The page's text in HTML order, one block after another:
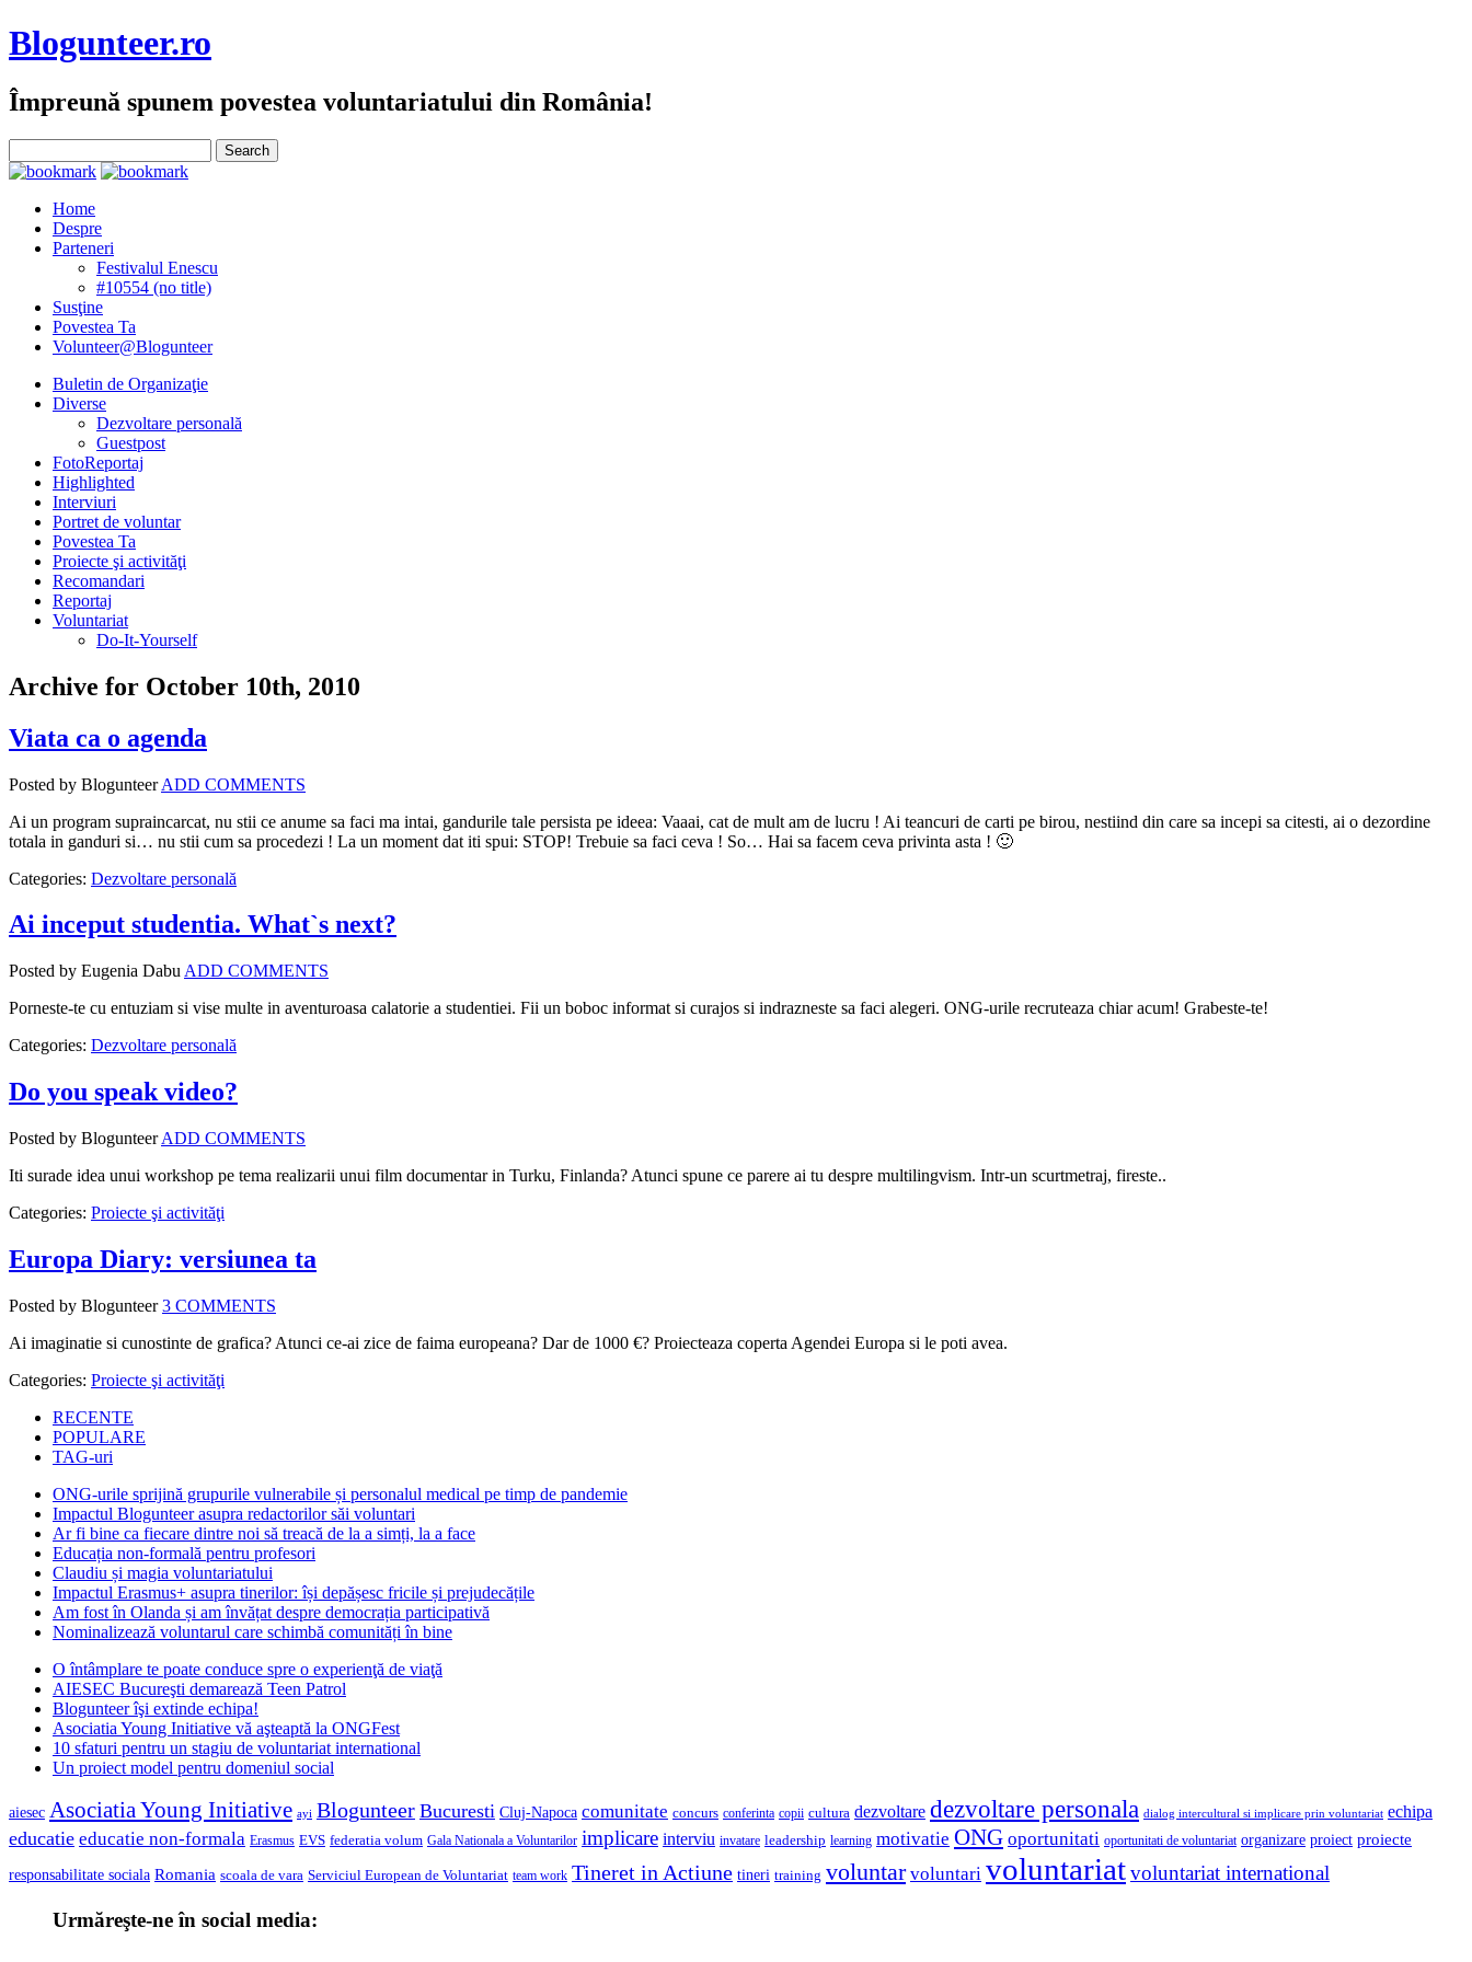
Blogunteer.ro
Împreună spunem povestea voluntariatului din România!
Home
Despre
Parteneri
Festivalul Enescu
#10554 (no title)
Susţine
Povestea Ta
Volunteer@Blogunteer
Buletin de Organizaţie
Diverse
Dezvoltare personală
Guestpost
FotoReportaj
Highlighted
Interviuri
Portret de voluntar
Povestea Ta
Proiecte şi activităţi
Recomandari
Reportaj
Voluntariat
Do-It-Yourself
Archive for October 10th, 2010
Viata ca o agenda
Posted by Blogunteer ADD COMMENTS
Ai un program supraincarcat, nu stii ce anume sa faci ma intai, gandurile tale persista pe ideea: Vaaai, cat de mult am de lucru ! Ai teancuri de carti pe birou, nestiind din care sa incepi sa citesti, ai o dezordine
totala in ganduri si… nu stii cum sa procedezi ! La un moment dat iti spui: STOP! Trebuie sa faci ceva ! So… Hai sa facem ceva privinta asta ! 🙂
Categories: Dezvoltare personală
Ai inceput studentia. What`s next?
Posted by Eugenia Dabu ADD COMMENTS
Porneste-te cu entuziam si vise multe in aventuroasa calatorie a studentiei. Fii un boboc informat si curajos si indrazneste sa faci alegeri. ONG-urile recruteaza chiar acum! Grabeste-te!
Categories: Dezvoltare personală
Do you speak video?
Posted by Blogunteer ADD COMMENTS
Iti surade idea unui workshop pe tema realizarii unui film documentar in Turku, Finlanda? Atunci spune ce parere ai tu despre multilingvism. Intr-un scurtmetraj, fireste..
Categories: Proiecte şi activităţi
Europa Diary: versiunea ta
Posted by Blogunteer 3 COMMENTS
Ai imaginatie si cunostinte de grafica? Atunci ce-ai zice de faima europeana? Dar de 1000 €? Proiecteaza coperta Agendei Europa si le poti avea.
Categories: Proiecte şi activităţi
RECENTE
POPULARE
TAG-uri
ONG-urile sprijină grupurile vulnerabile și personalul medical pe timp de pandemie
Impactul Blogunteer asupra redactorilor săi voluntari
Ar fi bine ca fiecare dintre noi să treacă de la a simți, la a face
Educația non-formală pentru profesori
Claudiu și magia voluntariatului
Impactul Erasmus+ asupra tinerilor: își depășesc fricile și prejudecățile
Am fost în Olanda și am învățat despre democrația participativă
Nominalizează voluntarul care schimbă comunități în bine
O întâmplare te poate conduce spre o experienţă de viaţă
AIESEC Bucureşti demarează Teen Patrol
Blogunteer îşi extinde echipa!
Asociatia Young Initiative vă aşteaptă la ONGFest
10 sfaturi pentru un stagiu de voluntariat international
Un proiect model pentru domeniul social
aiesec Asociatia Young Initiative ayi Blogunteer Bucuresti Cluj-Napoca comunitate concurs conferinta copii cultura dezvoltare dezvoltare personala dialog intercultural si implicare prin voluntariat echipa
educatie educatie non-formala Erasmus EVS federatia volum Gala Nationala a Voluntarilor implicare interviu invatare leadership learning motivatie ONG oportunitati oportunitati de voluntariat organizare proiect proiecte
responsabilitate sociala Romania scoala de vara Serviciul European de Voluntariat team work Tineret in Actiune tineri training voluntar voluntari voluntariatvoluntariat international
Urmăreşte-ne în social media: